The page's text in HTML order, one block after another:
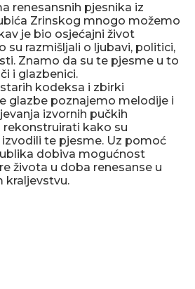
renesansnih pjesnika iz
Zrinskog mnogo možemo
je bio osjećajni život
su razmišljali o ljubavi, politici,
Znamo da su te pjesme u to
i glazbenici.
kodeksa i zbirki
glazbe poznajemo melodije i
izvornih pučkih
kako su
te pjesme. Uz pomoć
dobiva mogućnost
života u doba renesanse u
kraljevstvu.